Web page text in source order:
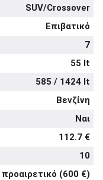
SUV/Crossover
Επιβατικό
7
55 lt
585 / 1424 lt
Βενζίνη
Ναι
112.7 €
10
προαιρετικό (600 €)